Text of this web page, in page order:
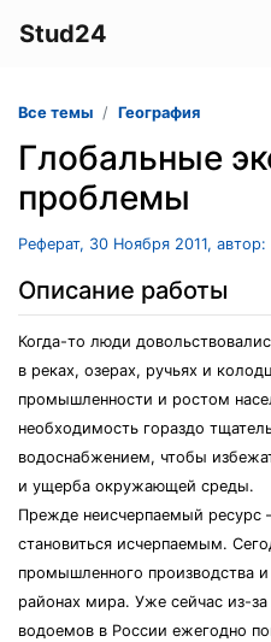
Stud24
Все темы География
Глобальные
проблемы
Реферат, 30 Ноября 2011,
Описание работы
Когда-то люди
в реках, озерах, ручьях и
промышленности и ростом
необходимость гораздо
водоснабжением, чтобы
и ущерба окружающей среды.
Прежде неисчерпаемый ресурс
становиться исчерпаемым.
промышленного производства
районах мира. Уже сейчас из-за
водоемов в России ежегодно